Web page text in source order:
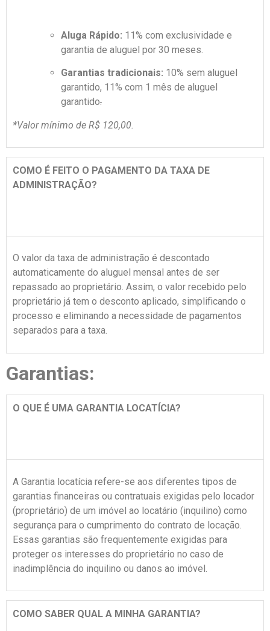
Aluga Rápido: 11% com exclusividade e
garantia de aluguel por 30 meses.
Garantias tradicionais: 10% sem aluguel
garantido, 11% com 1 mês de aluguel
garantido.
*Valor mínimo de R$ 120,00.
COMO É FEITO O PAGAMENTO DA TAXA DE
ADMINISTRAÇÃO?
O valor da taxa de administração é descontado
automaticamente do aluguel mensal antes de ser
repassado ao proprietário. Assim, o valor recebido pelo
proprietário já tem o desconto aplicado, simplificando o
processo e eliminando a necessidade de pagamentos
separados para a taxa.
Garantias:
O QUE É UMA GARANTIA LOCATÍCIA?
A Garantia locatícia refere-se aos diferentes tipos de
garantias financeiras ou contratuais exigidas pelo locador
(proprietário) de um imóvel ao locatário (inquilino) como
segurança para o cumprimento do contrato de locação.
Essas garantias são frequentemente exigidas para
proteger os interesses do proprietário no caso de
inadimplência do inquilino ou danos ao imóvel.
COMO SABER QUAL A MINHA GARANTIA?